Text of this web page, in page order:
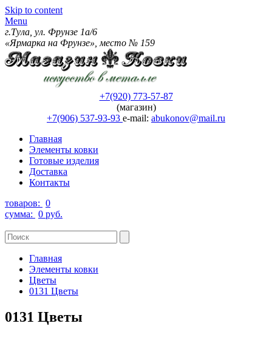
Skip to content
Menu
г.Тула, ул. Фрунзе 1а/6
«Ярмарка на Фрунзе», место № 159
+7(920) 773-57-87
(магазин)
+7(906) 537-93-93 e-mail: abukonov@mail.ru
Главная
Элементы ковки
Готовые изделия
Доставка
Контакты
товаров: 0
сумма: 0 руб.
Главная
Элементы ковки
Цветы
0131 Цветы
0131 Цветы